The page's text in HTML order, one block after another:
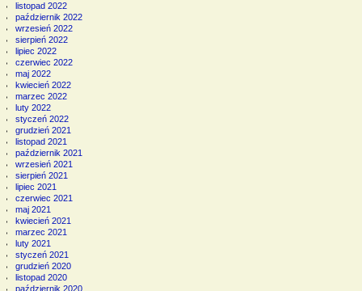
listopad 2022
październik 2022
wrzesień 2022
sierpień 2022
lipiec 2022
czerwiec 2022
maj 2022
kwiecień 2022
marzec 2022
luty 2022
styczeń 2022
grudzień 2021
listopad 2021
październik 2021
wrzesień 2021
sierpień 2021
lipiec 2021
czerwiec 2021
maj 2021
kwiecień 2021
marzec 2021
luty 2021
styczeń 2021
grudzień 2020
listopad 2020
październik 2020